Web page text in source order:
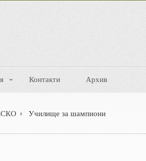
Контакти Архив
Училище за шампиони